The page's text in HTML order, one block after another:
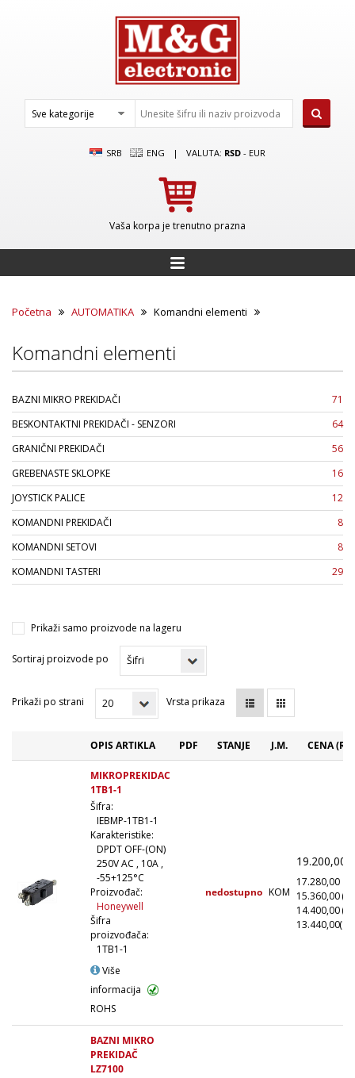
SRB ENG | VALUTA: RSD - EUR
Vaša korpa je trenutno prazna
Početna AUTOMATIKA Komandni elementi
Komandni elementi
BAZNI MIKRO PREKIDAČI
71
BESKONTAKTNI PREKIDAČI - SENZORI
64
GRANIČNI PREKIDAČI
56
GREBENASTE SKLOPKE
16
JOYSTICK PALICE
12
KOMANDNI PREKIDAČI
8
KOMANDNI SETOVI
8
KOMANDNI TASTERI
29
Prikaži samo proizvode na lageru
Sortiraj proizvode po
Prikaži po strani Vrsta prikaza
OPIS ARTIKLA PDF STANJE J.M. CENA
MIKROPREKIDAC
1TB1-1
Šifra:
IEBMP-1TB1-1
Karakteristike:
DPDT OFF-(ON)
250V AC , 10A ,
-55+125°C
Proizvođač:
Honeywell
Šifra
proizvođača:
1TB1-1
Više
informacija
ROHS
nedostupno KOM
19.200,00
17.280,00
15.360,00
14.400,00
13.440,00
BAZNI MIKRO
PREKIDAČ
LZ7100